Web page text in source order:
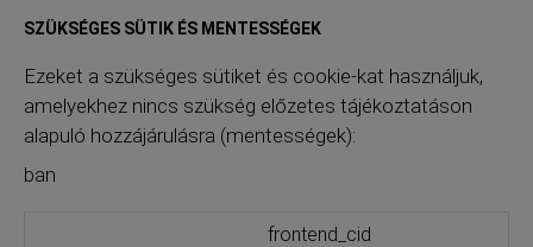
SZÜKSÉGES SÜTIK ÉS MENTESSÉGEK
Ezeket a szükséges sütiket és cookie-kat használjuk,
amelyekhez nincs szükség előzetes tájékoztatáson
alapuló hozzájárulásra (mentességek):
ban
frontend_cid